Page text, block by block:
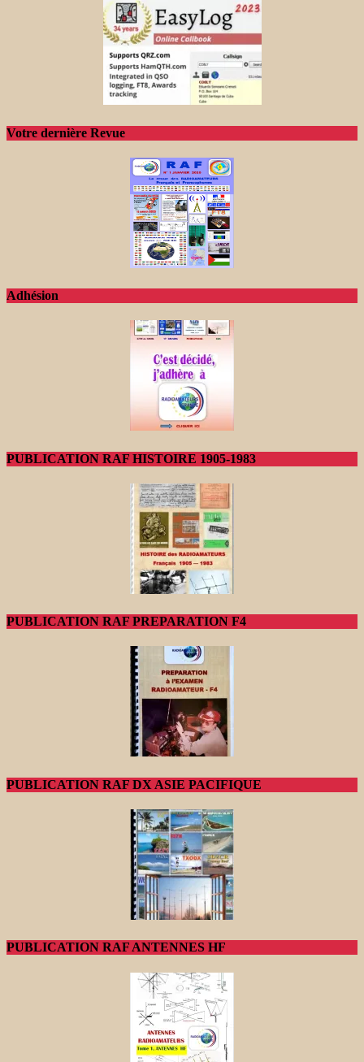
Votre dernière Revue
Adhésion
PUBLICATION RAF HISTOIRE 1905-1983
PUBLICATION RAF PREPARATION F4
PUBLICATION RAF DX ASIE PACIFIQUE
PUBLICATION RAF ANTENNES HF